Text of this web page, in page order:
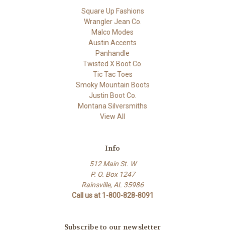
Square Up Fashions
Wrangler Jean Co.
Malco Modes
Austin Accents
Panhandle
Twisted X Boot Co.
Tic Tac Toes
Smoky Mountain Boots
Justin Boot Co.
Montana Silversmiths
View All
Info
512 Main St. W
P. O. Box 1247
Rainsville, AL 35986
Call us at 1-800-828-8091
Subscribe to our newsletter